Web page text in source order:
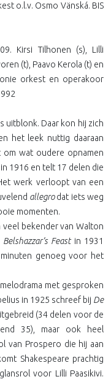
o.l.v. Osmo Vänská. BIS
Kirsi Tilhonen (s), Lilli
(t), Paavo Kerola (t) en
orkest en operakoor
uitblonk. Daar kon hij zich
het leek nuttig daaraan
wat oudere opnamen
1916 en telt 17 delen die
werk verloopt van een
allegrodat iets weg
momenten.
bekender van Walton
Belshazzar’s Feastin 1931
genoeg voor het
met gesproken
in 1925 schreef bij De
(34 delen voor de
35), maar ook heel
van Prospero die hij aan
Shakespeare prachtig
voor Lilli Paasikivi.